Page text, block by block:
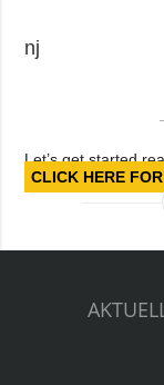
nj
Let’s get started
CLICK HERE